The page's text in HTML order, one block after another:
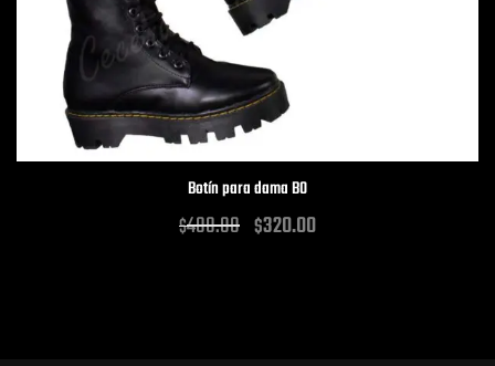
Botín para dama B0
$400.00 $320.00